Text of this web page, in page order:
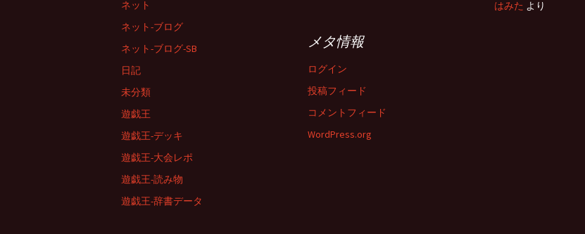
はみた より
ネット
ネット-ブログ
ネット-ブログ-SB
日記
未分類
遊戯王
遊戯王-デッキ
遊戯王-大会レポ
遊戯王-読み物
遊戯王-辞書データ
メタ情報
ログイン
投稿フィード
コメントフィード
WordPress.org